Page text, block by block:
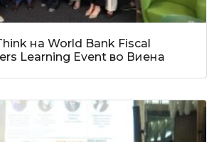
на World Bank Fiscal
Learning Event во Виена